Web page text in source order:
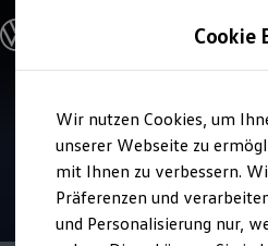
Hauptinhalt
springen
Footer
springen
Modelle & Konfigurator
Modelle konfigurieren
Vorgängermodelle und
Vorgängermodelle
Oldtimer
Bulli Historie
Branchenlösungen &
Umbaulösungen und
Verkauf und Service
Auto Köhler
4.8| 104
Cookie
Wir nutzen Cookies, um
unserer Webseite zu
mit Ihnen zu verbessern.
Präferenzen und
und Personalisierung nur,